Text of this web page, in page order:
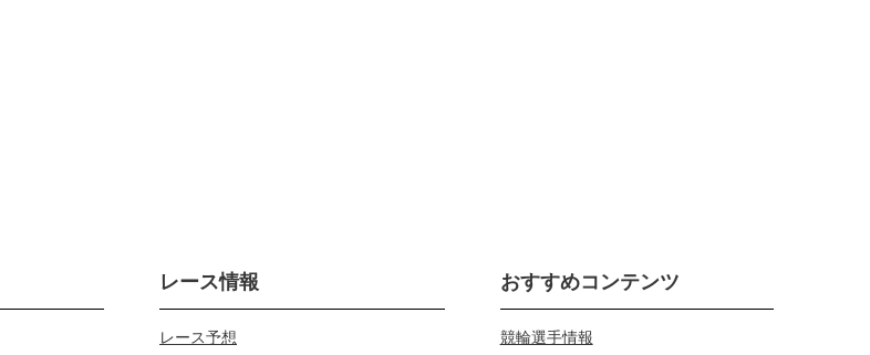
レース情報
レース予想
おすすめコンテンツ
競輪選手情報